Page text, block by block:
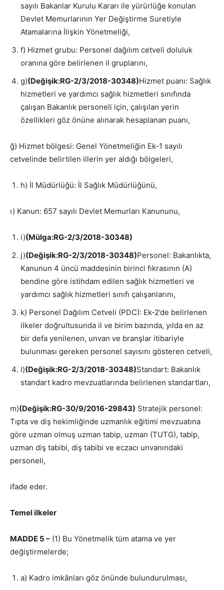
sayılı Bakanlar Kurulu Kararı ile yürürlüğe konulan
Devlet Memurlarının Yer Değiştirme Suretiyle
Atamalarına İlişkin Yönetmeliği,
f) Hizmet grubu: Personel dağılım cetveli doluluk
oranına göre belirlenen il gruplarını,
g)(Değişik:RG-2/3/2018-30348)Hizmet puanı: Sağlık
hizmetleri ve yardımcı sağlık hizmetleri sınıfında
çalışan Bakanlık personeli için, çalışılan yerin
özellikleri göz önüne alınarak hesaplanan puanı,
ğ) Hizmet bölgesi: Genel Yönetmeliğin Ek-1 sayılı
cetvelinde belirtilen illerin yer aldığı bölgeleri,
h) İl Müdürlüğü: İl Sağlık Müdürlüğünü,
ı) Kanun: 657 sayılı Devlet Memurları Kanununu,
i)(Mülga:RG-2/3/2018-30348)
j)(Değişik:RG-2/3/2018-30348)Personel: Bakanlıkta,
Kanunun 4 üncü maddesinin birinci fıkrasının (A)
bendine göre istihdam edilen sağlık hizmetleri ve
yardımcı sağlık hizmetleri sınıfı çalışanlarını,
k) Personel Dağılım Cetveli (PDC): Ek-2’de belirlenen
ilkeler doğrultusunda il ve birim bazında, yılda en az
bir defa yenilenen, unvan ve branşlar itibariyle
bulunması gereken personel sayısını gösteren cetveli,
l)(Değişik:RG-2/3/2018-30348)Standart: Bakanlık
standart kadro mevzuatlarında belirlenen standartları,
m)(Değişik:RG-30/9/2016-29843) Stratejik personel:
Tıpta ve diş hekimliğinde uzmanlık eğitimi mevzuatına
göre uzman olmuş uzman tabip, uzman (TUTG), tabip,
uzman diş tabibi, diş tabibi ve eczacı unvanındaki
personeli,
ifade eder.
Temel ilkeler
MADDE 5 – (1) Bu Yönetmelik tüm atama ve yer
değiştirmelerde;
a) Kadro imkânları göz önünde bulundurulması,